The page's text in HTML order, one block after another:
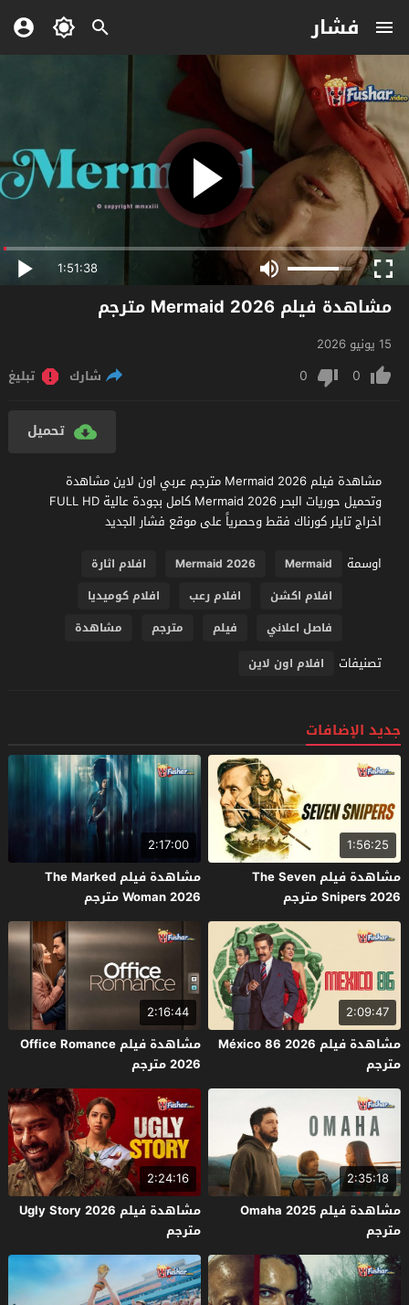
فشار
1:51:38
مشاهدة فيلم Mermaid 2026 مترجم
15 يونيو 2026
0
0 شارك تبليغ
تحميل
مشاهدة فيلم Mermaid 2026 مترجم عربي اون لاين مشاهدة
وتحميل حوريات البحر Mermaid 2026 كامل بجودة عالية FULL HD
اخراج تايلر كورناك فقط وحصرياً على موقع فشار الجديد
اوسمة
Mermaid
Mermaid 2026
افلام اثارة
افلام اكشن
افلام رعب
افلام كوميديا
فاصل اعلاني
فيلم مترجم مشاهدة
تصنيفات افلام اون لاين
جديد الإضافات
1:56:25
مشاهدة فيلم The Seven
Snipers 2026 مترجم
2:17:00
مشاهدة فيلم The Marked
Woman 2026 مترجم
2:09:47
مشاهدة فيلم México 86 2026
مترجم
2:16:44
مشاهدة فيلم Office Romance
2026 مترجم
2:35:18
مشاهدة فيلم Omaha 2025
مترجم
2:24:16
مشاهدة فيلم Ugly Story 2026
مترجم